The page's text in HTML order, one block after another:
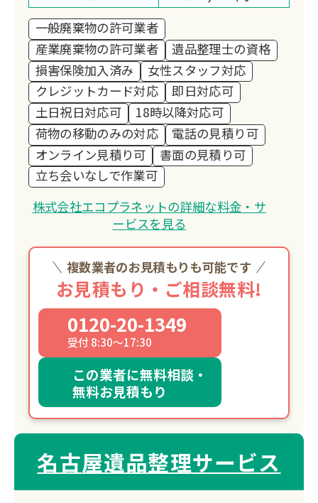
一般廃棄物の許可業者
産業廃棄物の許可業者
遺品整理士の資格
損害保険加入済み
女性スタッフ対応
クレジットカード対応
即日対応可
土日祝日対応可
18時以降対応可
荷物の移動のみの対応
電話の見積り可
オンライン見積り可
書面の見積り可
立ち会いなしで作業可
株式会社エコプラネットの詳細な料金・サ
ービスを見る
複数業者のお見積もりも可能です
お見積もり・ご相談無料!
0120-20-1349
受付 8:30～17:30
この業者に無料相談・
無料お見積もり
名古屋遺品整理サービス